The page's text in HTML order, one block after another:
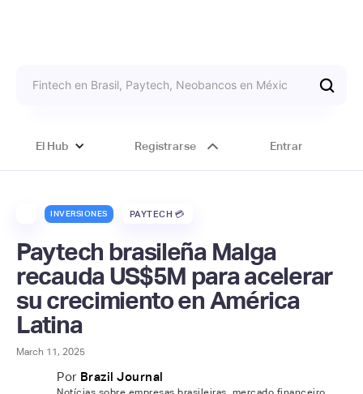
El Hub Registrarse Entrar
INVERSIONES PAYTECH 💳
Paytech brasileña Malga
recauda US$5M para acelerar
su crecimiento en América
Latina
March 11, 2025
Por Brazil Journal